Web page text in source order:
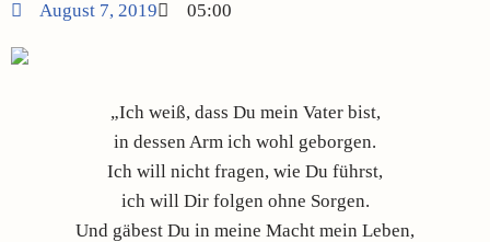
August 7, 2019 05:00
„Ich weiß, dass Du mein Vater bist,
in dessen Arm ich wohl geborgen.
Ich will nicht fragen, wie Du führst,
ich will Dir folgen ohne Sorgen.
Und gäbest Du in meine Macht mein Leben,